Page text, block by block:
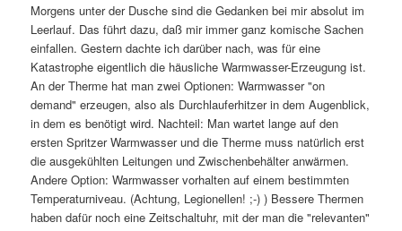
Morgens unter der Dusche sind die Gedanken bei mir absolut im
Leerlauf. Das führt dazu, daß mir immer ganz komische Sachen
einfallen. Gestern dachte ich darüber nach, was für eine
Katastrophe eigentlich die häusliche Warmwasser-Erzeugung ist.
An der Therme hat man zwei Optionen: Warmwasser "on
demand" erzeugen, also als Durchlauferhitzer in dem Augenblick,
in dem es benötigt wird. Nachteil: Man wartet lange auf den
ersten Spritzer Warmwasser und die Therme muss natürlich erst
die ausgekühlten Leitungen und Zwischenbehälter anwärmen.
Andere Option: Warmwasser vorhalten auf einem bestimmten
Temperaturniveau. (Achtung, Legionellen! ;-) ) Bessere Thermen
haben dafür noch eine Zeitschaltuhr, mit der man die "relevanten"